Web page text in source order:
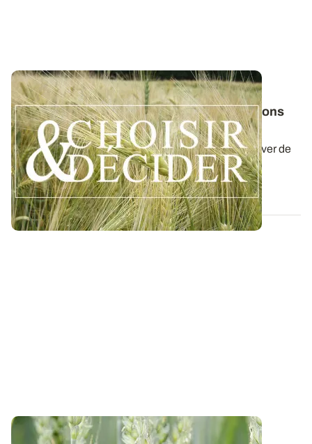
NORMANDIE
Orge d'hiver : téléchargez nos préconisations
pour les semis 2026
Retrouvez nos préconisations 2026/2027 pour cultiver de
l'orge d'hiver en Normandie dans...
06 AOÛT 2026
SUD-OUEST